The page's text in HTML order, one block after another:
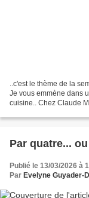
..c'est le thème de la
Je vous emmène dans
cuisine.. Chez Claude
Par quatre...
Publié le 13/03/2026 à
Par Evelyne Guyader-